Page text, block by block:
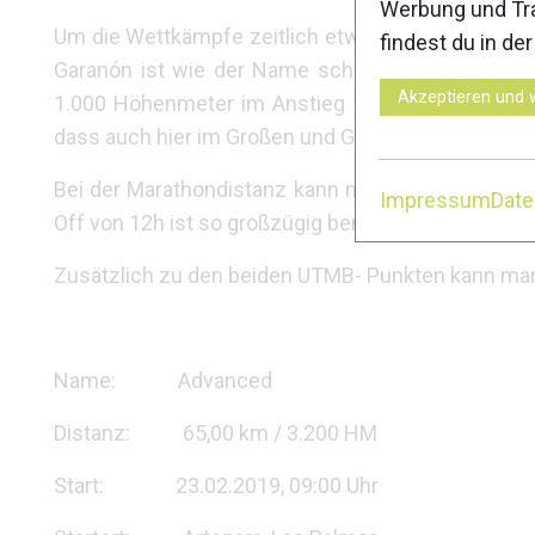
Um die Wettkämpfe zeitlich etwas zu entzerren,
Garanón ist wie der Name schon vermuten
1.000 Höhenmeter im Anstieg verteilen sich bei
dass auch hier im Großen und Ganzen vor allem
Bei der Marathondistanz kann man die
Off von 12h ist so großzügig bemessen, dass
Zusätzlich zu den beiden UTMB- Punkten kann
Name: Advanced
Distanz: 65,00 km / 3.200 HM
Start: 23.02.2019, 09:00 Uhr
Werbung und
findest du in der
Akzeptieren und
Impressum